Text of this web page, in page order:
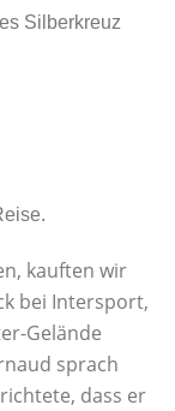
Silberkreuz
kauften wir
bei Intersport,
Gelände
sprach
dass er